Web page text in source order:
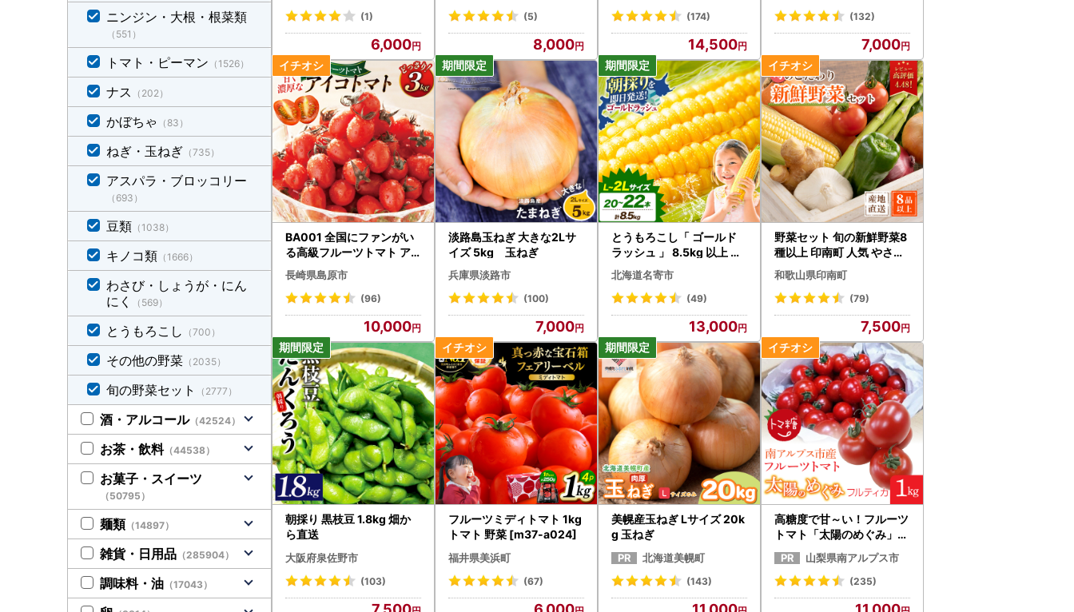
(1)
6,000
(5)
8,000
(174)
14,500
(132)
7,000
BA001 全国にファンがい
る高級フルーツトマト ア
イコ どっさり！3kg
長崎県島原市
(96)
10,000
淡路島玉ねぎ 大きな2Lサ
イズ 5kg 玉ねぎ
兵庫県淡路市
(100)
7,000
とうもろこし「 ゴールド
ラッシュ 」 8.5kg 以上 北
海道 名寄 スイートコーン
北海道名寄市
(49)
13,000
野菜セット 旬の新鮮野菜8
種以上 印南町 人気 やさい
和歌山県印南町
(79)
7,500
朝採り 黒枝豆 1.8kg 畑か
ら直送
大阪府泉佐野市
(103)
フルーツミディトマト 1kg
トマト 野菜 [m37-a024]
福井県美浜町
(67)
美幌産玉ねぎ Lサイズ 20k
g 玉ねぎ
北海道美幌町
(143)
高糖度で甘～い！フルーツ
トマト「太陽のめぐみ」1k
g ALPBI001 | 高糖度 おす
すめ 産地直送 新鮮 フレッ
シュ 高栄養素 南アルプス
市 山梨 |
山梨県南アルプス市
(235)
ニンジン・大根・根菜類
（551）
トマト・ピーマン （1526）
ナス （202）
かぼちゃ （83）
ねぎ・玉ねぎ （735）
アスパラ・ブロッコリー
（693）
豆類 （1038）
キノコ類 （1666）
わさび・しょうが・にん
にく
（569）
とうもろこし （700）
その他の野菜 （2035）
旬の野菜セット （2777）
酒・アルコール（42524）
お茶・飲料（44538）
お菓子・スイーツ
（50795）
麺類 （14897）
雑貨・日用品 （285904）
調味料・油 （17043）